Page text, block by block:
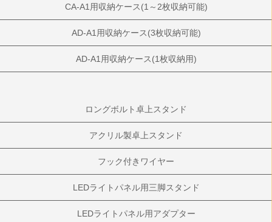
CA-A1用収納ケース(1～2枚収納可能)
AD-A1用収納ケース(3枚収納可能)
AD-A1用収納ケース(1枚収納用)
ロングボルト卓上スタンド
アクリル製卓上スタンド
フック付きワイヤー
LEDライトパネル用三脚スタンド
LEDライトパネル用アダプター